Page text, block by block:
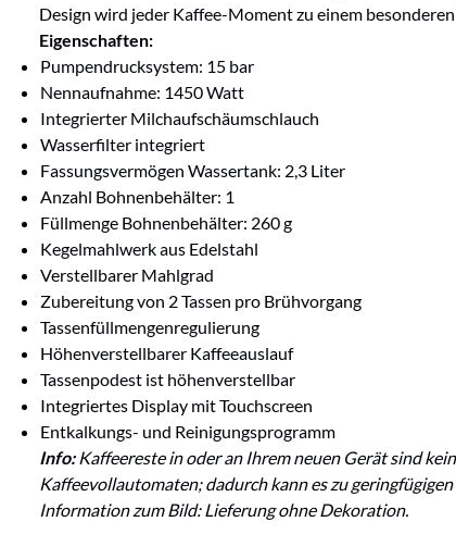
Design wird jeder Kaffee-Moment zu einem
Eigenschaften:
Pumpendrucksystem: 15 bar
Nennaufnahme: 1450 Watt
Integrierter Milchaufschäumschlauch
Wasserfilter integriert
Fassungsvermögen Wassertank: 2,3 Liter
Anzahl Bohnenbehälter: 1
Füllmenge Bohnenbehälter: 260 g
Kegelmahlwerk aus Edelstahl
Verstellbarer Mahlgrad
Zubereitung von 2 Tassen pro Brühvorgang
Tassenfüllmengenregulierung
Höhenverstellbarer Kaffeeauslauf
Tassenpodest ist höhenverstellbar
Integriertes Display mit Touchscreen
Entkalkungs- und Reinigungsprogramm
Info:Kaffeereste in oder an Ihrem neuen Gerät sind
Kaffeevollautomaten; dadurch kann es zu
Information zum Bild: Lieferung ohne Dekoration.